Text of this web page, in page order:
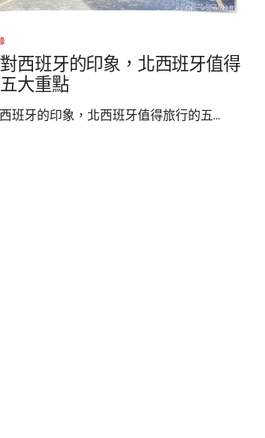
西班牙的印象，北西班牙值得
大重點
班牙的印象，北西班牙值得旅行的五...